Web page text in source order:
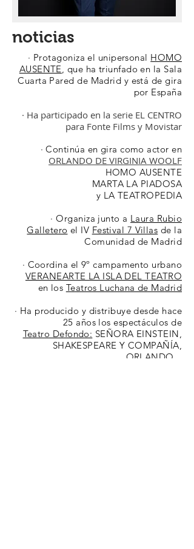
noticias
· Protagoniza el unipersonal HOMO
AUSENTE, que ha triunfado en la Sala
Cuarta Pared de Madrid y está de gira
por España
· Ha participado en la serie EL CENTRO
para Fonte Films y Movistar
· Continúa en gira como actor en
ORLANDO DE VIRGINIA WOOLF
HOMO AUSENTE
MARTA LA PIADOSA
y LA TEATROPEDIA
· Organiza junto a Laura Rubio
Galletero el IV Festival 7 Villas de la
Comunidad de Madrid
· Coordina el 9º campamento urbano
VERANEARTE LA ISLA DEL TEATRO
en los Teatros Luchana de Madrid
· Ha producido y distribuye desde hace
25 años los espectáculosde
Teatro Defondo: SEÑORA EINSTEIN,
SHAKESPEARE Y COMPAÑÍA,
ORLANDO...